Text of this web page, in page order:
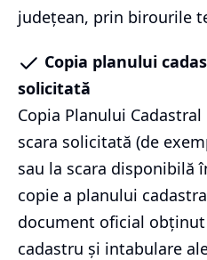
județean, prin birourile
Copia planului
solicitată
Copia Planului
scara solicitată (de
sau la scara disponibilă
copie a planului
document oficial
cadastru și intabulare